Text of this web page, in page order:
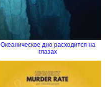
Океаническое дно расходится на
глазах